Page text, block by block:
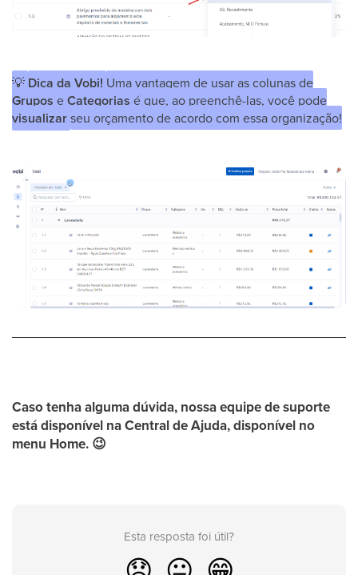
💡 Dica da Vobi! Uma vantagem de usar as colunas de
Grupos eCategorias é que, ao preenchê-las, você pode
visualizarseu orçamento de acordo com essa organização!
Caso tenha alguma dúvida, nossa equipe de suporte
está disponível naCentral de Ajuda,disponível no
menu Home. 😉
Esta resposta foi útil?